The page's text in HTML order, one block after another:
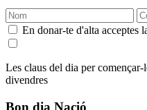
En donar-te d'alta acceptes
Les claus del dia per
divendres
Bon dia Nació